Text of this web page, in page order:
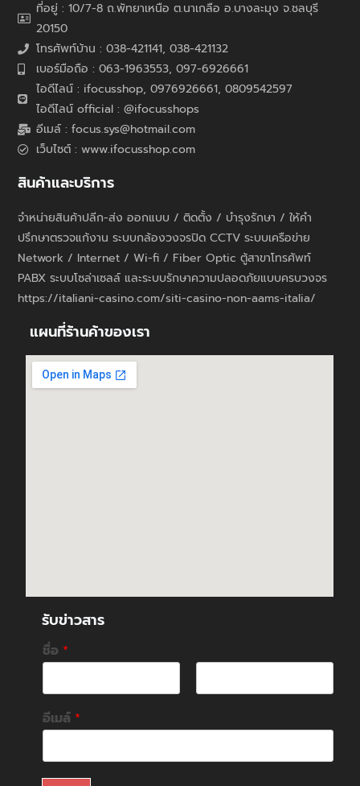
ที่อยู่ : 10/7-8 ถ.พัทยาเหนือ ต.นาเกลือ อ.บางละมุง จ.ชลบุรี
20150
โทรศัพท์บ้าน : 038-421141, 038-421132
เบอร์มือถือ : 063-1963553, 097-6926661
ไอดีไลน์ : ifocusshop, 0976926661, 0809542597
ไอดีไลน์ official : @ifocusshops
อีเมล์ : focus.sys@hotmail.com
เว็บไซต์ : www.ifocusshop.com
สินค้าและบริการ
จำหน่ายสินค้าปลีก-ส่ง ออกแบบ / ติดตั้ง / บำรุงรักษา / ให้คำ
ปรึกษาตรวจแก้งาน ระบบกล้องวงจรปิด CCTV ระบบเครือข่าย
Network / Internet / Wi-fi / Fiber Optic ตู้สาขาโทรศัพท์
PABX ระบบโซล่าเซลล์ และระบบรักษาความปลอดภัยแบบครบวงจร
https://italiani-casino.com/siti-casino-non-aams-italia/
แผนที่ร้านค้าของเรา
รับข่าวสาร
ชื่อ *
i
rอีเมล์ *